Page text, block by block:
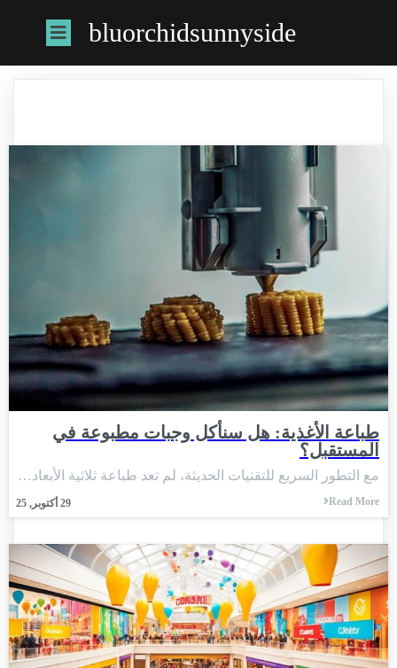
bluorchidsunnyside
طباعة الأغذية: هل سنأكل وجبات مطبوعة في
المستقبل؟
29 أكتوبر, 25
مع التطور السريع للتقنيات الحديثة، لم تعد طباعة ثلاثية الأبعاد…
Read More